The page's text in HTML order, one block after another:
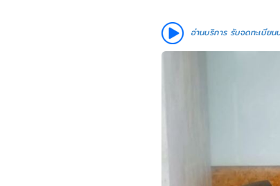
อ่านบริการ รับจดทะเบีย